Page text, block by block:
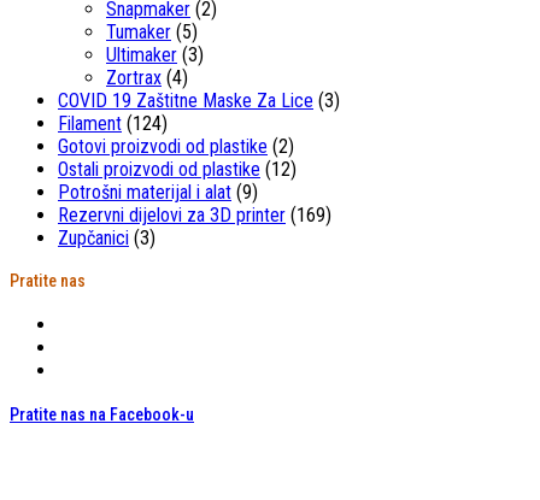
Snapmaker (2)
Tumaker (5)
Ultimaker (3)
Zortrax (4)
COVID 19 Zaštitne Maske Za Lice (3)
Filament (124)
Gotovi proizvodi od plastike (2)
Ostali proizvodi od plastike (12)
Potrošni materijal i alat (9)
Rezervni dijelovi za 3D printer (169)
Zupčanici (3)
Pratite nas
Pratite nas na Facebook-u